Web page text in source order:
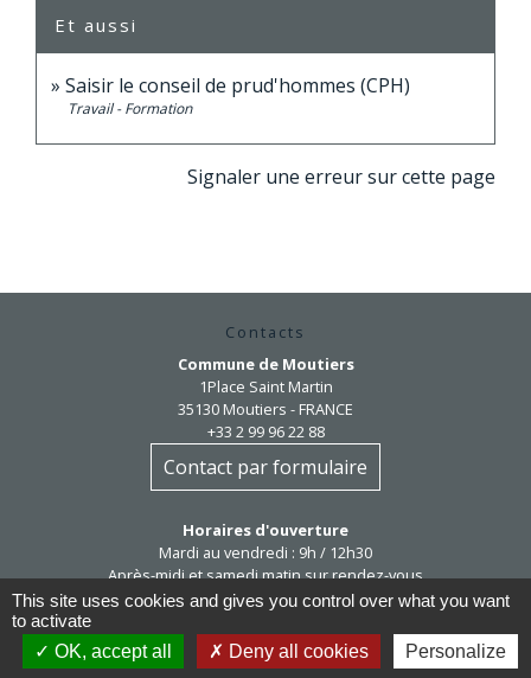
Et aussi
Saisir le conseil de prud'hommes (CPH)
Travail - Formation
Signaler une erreur sur cette page
Contacts
Commune de Moutiers
1Place Saint Martin
35130 Moutiers - FRANCE
+33 2 99 96 22 88
Contact par formulaire
Horaires d'ouverture
Mardi au vendredi : 9h / 12h30
Après-midi et samedi matin sur rendez-vous
mairie@moutiers.bzh
This site uses cookies and gives you control over what you want
to activate
OK, accept all
Deny all cookies Personalize